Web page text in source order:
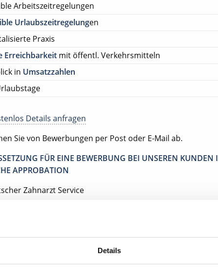
Details
Arbeitszeitregelungen
Urlaubszeitregelungen
Praxis
Erreichbarkeit mit öffentl. Verkehrsmitteln
in Umsatzzahlen
Details anfragen
Sie von Bewerbungen per Post oder E-Mail ab.
FÜR EINE BEWERBUNG BEI UNSEREN KUNDEN
APPROBATION
Zahnarzt Service